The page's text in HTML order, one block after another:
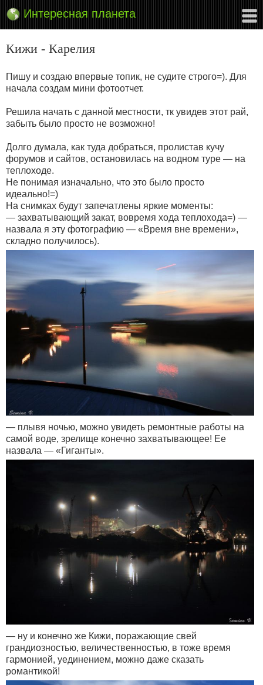
Интересная планета
Кижи - Карелия
Пишу и создаю впервые топик, не судите строго=). Для
начала создам мини фотоотчет.
Решила начать с данной местности, тк увидев этот рай,
забыть было просто не возможно!
Долго думала, как туда добраться, пролистав кучу
форумов и сайтов, остановилась на водном туре — на
теплоходе.
Не понимая изначально, что это было просто
идеально!=)
На снимках будут запечатлены яркие моменты:
— захватывающий закат, вовремя хода теплохода=) —
назвала я эту фотографию — «Время вне времени»,
складно получилось).
— плывя ночью, можно увидеть ремонтные работы на
самой воде, зрелище конечно захватывающее! Ее
назвала — «Гиганты».
— ну и конечно же Кижи, поражающие свей
грандиозностью, величественностью, в тоже время
гармонией, уединением, можно даже сказать
романтикой!